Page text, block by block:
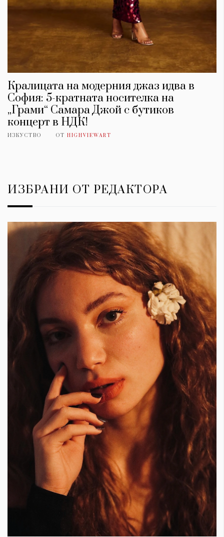
Кралицата на модерния джаз идва в
София: 5-кратната носителка на
„Грами“ Самара Джой с бутиков
концерт в НДК!
ИЗКУСТВО ОТ HIGHVIEWART
ИЗБРАНИ ОТ РЕДАКТОРА